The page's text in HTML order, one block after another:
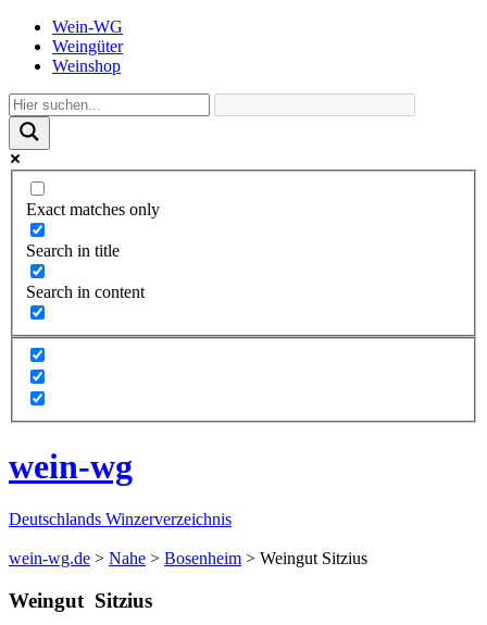
Wein-WG
Weingüter
Weinshop
Exact matches only
Search in title
Search in content
wein-wg
Deutschlands Winzerverzeichnis
wein-wg.de > Nahe > Bosenheim > Weingut Sitzius
Weingut Sitzius